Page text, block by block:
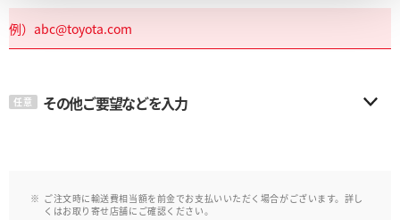
任意 その他ご要望などを入力
ご注文時に輸送費相当額を前金でお支払いいただく場合がございます。詳し
くはお取り寄せ店舗にご確認ください。